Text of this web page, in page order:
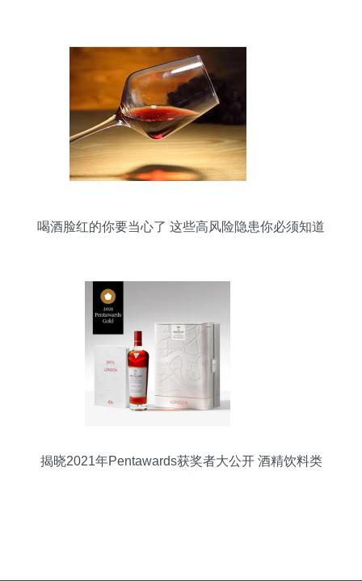
喝酒脸红的你要当心了 这些高风险隐患你必须知道
揭晓2021年Pentawards获奖者大公开 酒精饮料类